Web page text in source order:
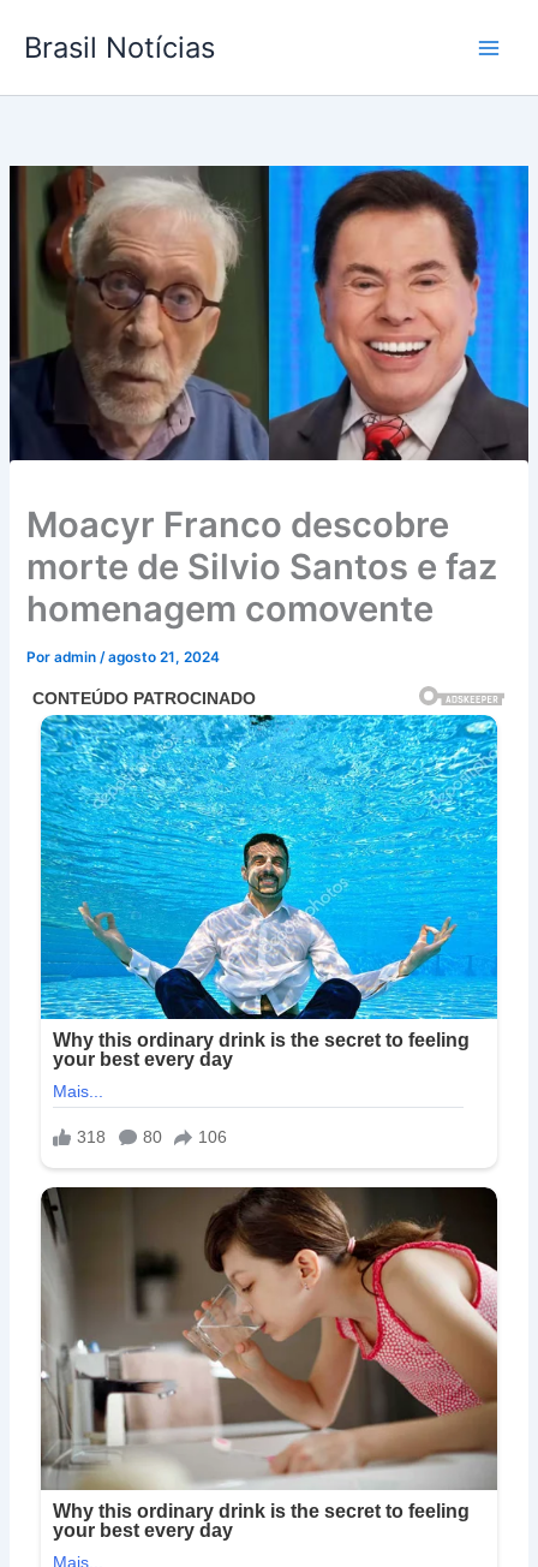
para
conteúdo
Brasil Notícias
Moacyr Franco descobre
morte de Silvio Santos e faz
homenagem comovente
Poradmin/agosto 21, 2024